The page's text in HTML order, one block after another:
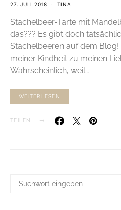
27. JULI 2018 TINA
Stachelbeer-Tarte mit
das??? Es gibt doch
Stachelbeeren auf dem
meiner Kindheit zu meinen
Wahrscheinlich, weil…
WEITERLESEN
TEILEN
SUCHE